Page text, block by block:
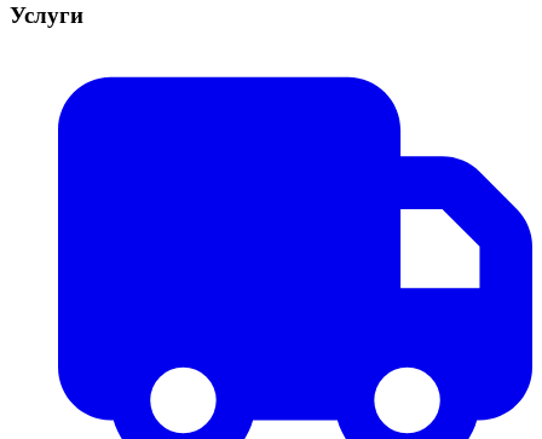
Услуги